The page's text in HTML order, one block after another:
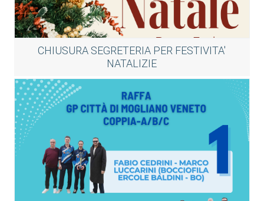
CHIUSURA SEGRETERIA PER FESTIVITA'
NATALIZIE